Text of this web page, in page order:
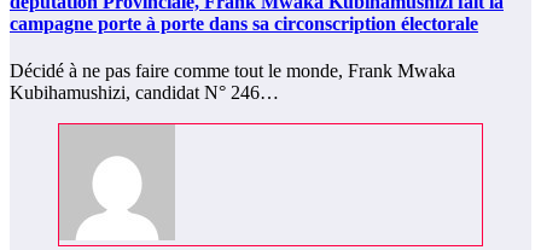
campagne porte à porte dans sa circonscription électorale
Décidé à ne pas faire comme tout le monde, Frank Mwaka
Kubihamushizi, candidat N° 246…